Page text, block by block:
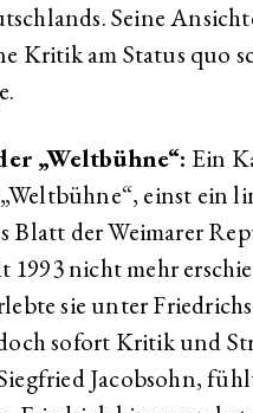
Seine
Kritik am Status quo
„Weltbühne“: Ein
einst ein
Blatt der Weimarer
1993 nicht mehr
sie unter
sofort Kritik und
Jacobsohn,